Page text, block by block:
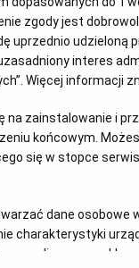
-
Helios
-
Helios Biała
-
Helios
zgody jest
udzieloną
interes
Więcej informacji
na zainstalowanie i
końcowym.
się w stopce
dane osobowe
charakterystyki